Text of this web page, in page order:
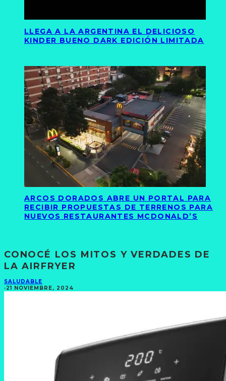
LLEGA A LA ARGENTINA EL DELICIOSO
KINDER BUENO DARK EDICIÓN LIMITADA
ARCOS DORADOS ABRE UN PORTAL PARA
RECIBIR PROPUESTAS DE TERRENOS PARA
NUEVOS RESTAURANTES MCDONALD’S
CONOCÉ LOS MITOS Y VERDADES DE
LA AIRFRYER
SALUDABLE
·21 NOVIEMBRE, 2024